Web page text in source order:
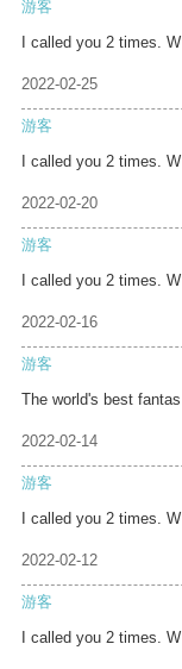
游客
I called you 2 times. W
2022-02-25
游客
I called you 2 times. W
2022-02-20
游客
I called you 2 times. W
2022-02-16
游客
The world's best fantas
2022-02-14
游客
I called you 2 times. W
2022-02-12
游客
I called you 2 times. W